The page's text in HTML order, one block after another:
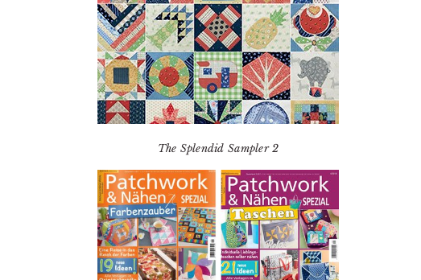
The Splendid Sampler 2